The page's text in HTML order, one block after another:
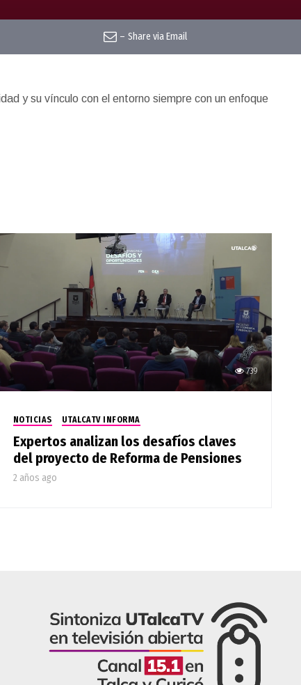
– Share via Email
y su vínculo con el entorno siempre con un enfoque
739
NOTICIAS UTALCATV INFORMA
Expertos analizan los desafíos claves
del proyecto de Reforma de Pensiones
2 años ago